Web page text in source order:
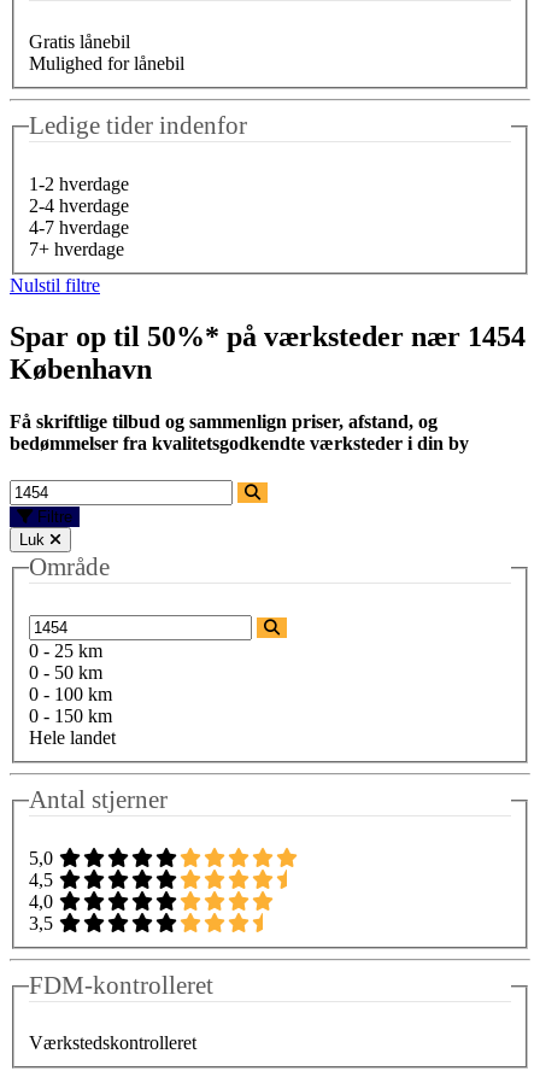
Gratis lånebil
Mulighed for lånebil
Ledige tider indenfor
1-2 hverdage
2-4 hverdage
4-7 hverdage
7+ hverdage
Nulstil filtre
Spar op til 50%* på værksteder nær 1454
København
Få skriftlige tilbud og sammenlign priser, afstand, og
bedømmelser fra kvalitetsgodkendte værksteder i din by
Filtre
Luk
Område
0 - 25 km
0 - 50 km
0 - 100 km
0 - 150 km
Hele landet
Antal stjerner
5,0
4,5
4,0
3,5
FDM-kontrolleret
Værkstedskontrolleret